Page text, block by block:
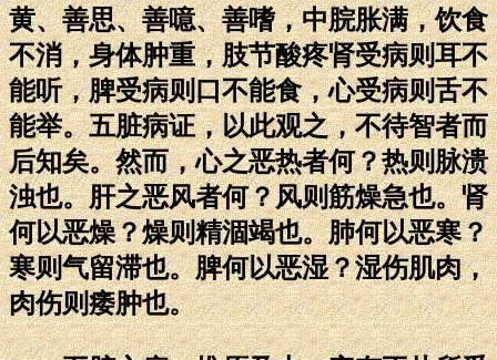
黄、善思、善噫、善嗜，中脘胀满，饮食
不消，身体肿重，肢节酸疼肾受病则耳不
能听，脾受病则口不能食，心受病则舌不
能举。五脏病证，以此观之，不待智者而
后知矣。然而，心之恶热者何？热则脉溃
浊也。肝之恶风者何？风则筋燥急也。肾
何以恶燥？燥则精涸竭也。肺何以恶寒？
寒则气留滞也。脾何以恶湿？湿伤肌肉，
肉伤则痿肿也。